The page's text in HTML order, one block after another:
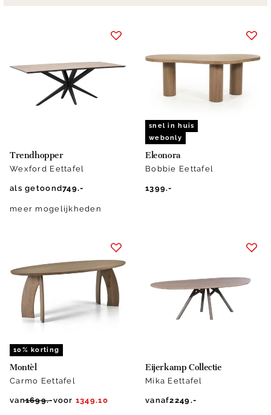
Trendhopper
Wexford Eettafel
als getoond749.-
meer mogelijkheden
snel in huis
webonly
Eleonora
Bobbie Eettafel
1399.-
10% korting
Montèl
Carmo Eettafel
van1699.-voor 1349.10
Eijerkamp Collectie
Mika Eettafel
vanaf2249.-